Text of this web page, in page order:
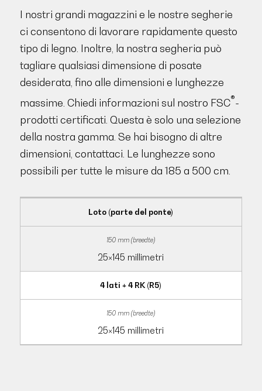
I nostri grandi magazzini e le nostre segherie
ci consentono di lavorare rapidamente questo
tipo di legno. Inoltre, la nostra segheria può
tagliare qualsiasi dimensione di posate
desiderata, fino alle dimensioni e lunghezze
massime. Chiedi informazioni sul nostro FSC®-
prodotti certificati. Questa è solo una selezione
della nostra gamma. Se hai bisogno di altre
dimensioni, contattaci. Le lunghezze sono
possibili per tutte le misure da 185 a 500 cm.
Loto (parte del ponte)
25×145 millimetri
4 lati + 4 RK (R5)
25×145 millimetri